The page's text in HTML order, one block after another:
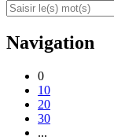
Navigation
0
10
20
30
...